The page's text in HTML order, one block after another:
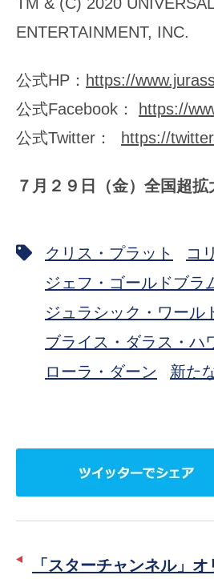
ENTERTAINMENT, INC.
公式HP： https://
公式Facebook：
https://
公式Twitter：
https://
７月２９日（金）全国超拡
クリス・プラット コ
ジェフ・ゴールドブラ
ジュラシック・ワール
ブライス・ダラス・ハ
ローラ・ダーン
新た
ー
「スターチャンネル」